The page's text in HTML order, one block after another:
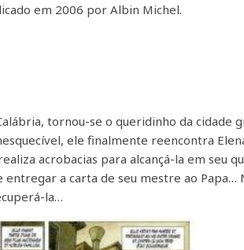
em 2006 por Albin Michel.
tornou-se o queridinho da cidade
ele finalmente reencontra
acrobacias para alcançá-la em seu
a carta de seu mestre ao Papa…
la…